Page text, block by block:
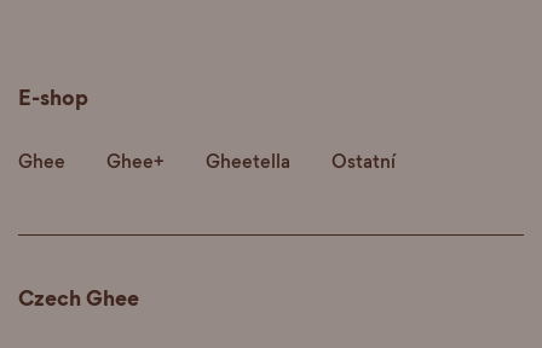
Czech Ghee
E-shop
Ghee Ghee+ Gheetella Ostatní